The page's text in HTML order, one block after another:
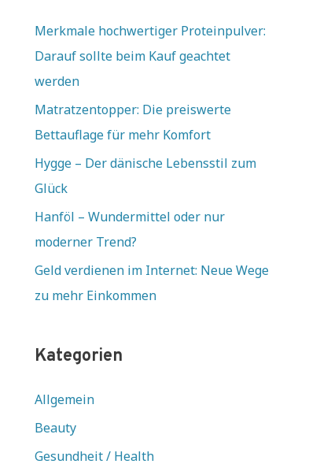
Merkmale hochwertiger Proteinpulver:
Darauf sollte beim Kauf geachtet
werden
Matratzentopper: Die preiswerte
Bettauflage für mehr Komfort
Hygge – Der dänische Lebensstil zum
Glück
Hanföl – Wundermittel oder nur
moderner Trend?
Geld verdienen im Internet: Neue Wege
zu mehr Einkommen
Kategorien
Allgemein
Beauty
Gesundheit / Health